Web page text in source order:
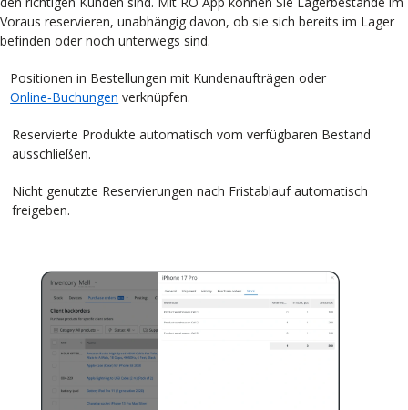
Voraus reservieren, unabhängig davon, ob sie sich bereits im Lager
befinden oder noch unterwegs sind.
Positionen in Bestellungen mit Kundenaufträgen oder
Online‑Buchungen verknüpfen.
Reservierte Produkte automatisch vom verfügbaren Bestand
ausschließen.
Nicht genutzte Reservierungen nach Fristablauf automatisch
freigeben.